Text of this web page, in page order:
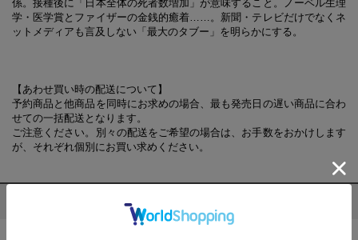
係。接種後に「日本全体の死者数増加」が意味すること。ノーベル生理
学・医学賞とファイザーの金銭的癒着……。新聞・テレビだけでなくネ
ットメディアも言及しない「最大のタブー」を明らかにする。
【あわせ買い時の配送について】
予約商品と他商品を同時にお求めの場合、最も発売日の遅い商品に合わ
せての一括配送となります。
ご注意ください。別々の配送をご希望の場合は、お手数をおかけします
が、それぞれ個別にお買い求めください。
プロフィール